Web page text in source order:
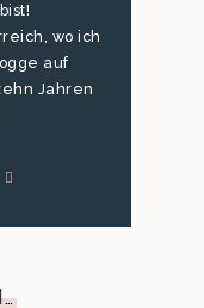
wo ich
auf
Jahren
…